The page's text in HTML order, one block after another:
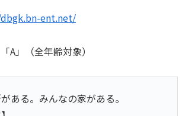
ent.net/
A」（全年齢対象）
ある。みんなの家がある。